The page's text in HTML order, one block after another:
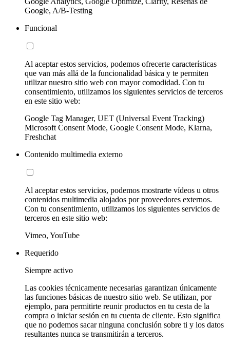
Google, A/B-Testing
Funcional
Al aceptar estos servicios, podemos ofrecerte características
que van más allá de la funcionalidad básica y te permiten
utilizar nuestro sitio web con mayor comodidad. Con tu
consentimiento, utilizamos los siguientes servicios de terceros
en este sitio web:
Google Tag Manager, UET (Universal Event Tracking)
Microsoft Consent Mode, Google Consent Mode, Klarna,
Freshchat
Contenido multimedia externo
Al aceptar estos servicios, podemos mostrarte vídeos u otros
contenidos multimedia alojados por proveedores externos.
Con tu consentimiento, utilizamos los siguientes servicios de
terceros en este sitio web:
Vimeo, YouTube
Requerido
Siempre activo
Las cookies técnicamente necesarias garantizan únicamente
las funciones básicas de nuestro sitio web. Se utilizan, por
ejemplo, para permitirte reunir productos en tu cesta de la
compra o iniciar sesión en tu cuenta de cliente. Esto significa
que no podemos sacar ninguna conclusión sobre ti y los datos
resultantes nunca se transmitirán a terceros.